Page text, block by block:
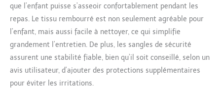
enfant réglable d’une
seule main pour plus de
confort, harnais 5 points
et entrejambe anti-
glisse pour assise sûre et
stable lors des repas ou
du jeu Grand panier de
rangement : Chaise bebe
que l’enfant puisse s’asseoir confortablement pendant les
repas. Le tissu rembourré est non seulement agréable pour
l’enfant, mais aussi facile à nettoyer, ce qui simplifie
grandement l’entretien. De plus, les sangles de sécurité
assurent une stabilité fiable, bien qu’il soit conseillé, selon un
avis utilisateur, d’ajouter des protections supplémentaires
pour éviter les irritations.